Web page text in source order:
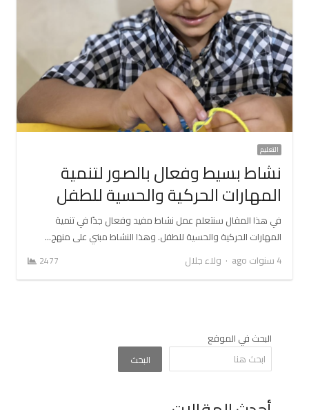
التعليم
نشاط بسيط وفعال بالصور لتنمية
المهارات الحركية والحسية للطفل
في هذا المقال سنتعلم عمل نشاط مفيد وفعال جدًا في تنمية
المهارات الحركية والحسية للطفل. وهذا النشاط مبني على منهج…
4 سنوات ago
Author
ولاء جلال 2477
البحث في الموقع
البحث